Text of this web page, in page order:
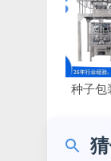
种子包装机